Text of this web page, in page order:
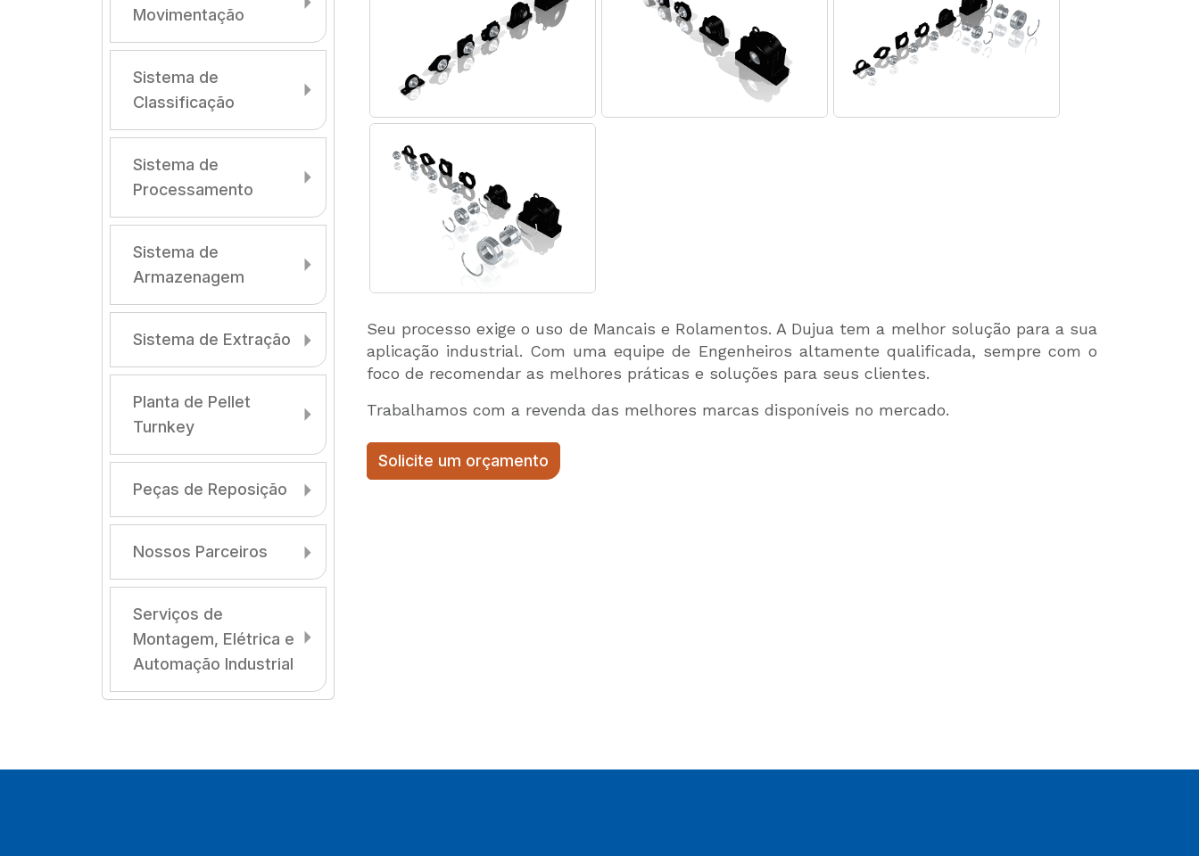
Movimentação
Sistema de
Classificação
Sistema de
Processamento
Sistema de
Armazenagem
Sistema de Extração
Planta de Pellet
Turnkey
Peças de Reposição
Nossos Parceiros
Serviços de
Montagem, Elétrica e
Automação Industrial
Seu processo exige o uso de Mancais e Rolamentos. A Dujua tem a melhor solução para a sua
aplicação industrial. Com uma equipe de Engenheiros altamente qualificada, sempre com o
foco de recomendar as melhores práticas e soluções para seus clientes.
Trabalhamos com a revenda das melhores marcas disponíveis no mercado.
Solicite um orçamento